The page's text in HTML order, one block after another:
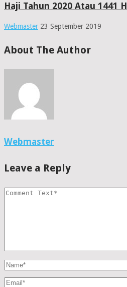
Haji Tahun 2020 Atau 1441 H
Webmaster 23 September 2019
About The Author
Webmaster
Leave a Reply